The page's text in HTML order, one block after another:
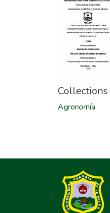
Collections
Agronomía